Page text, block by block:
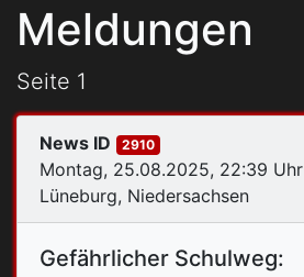
Meldungen
Seite 1
Montag, 25.08.2025, 22:39 Uhr
Lüneburg, Niedersachsen
News ID 2910
Gefährlicher Schulweg: